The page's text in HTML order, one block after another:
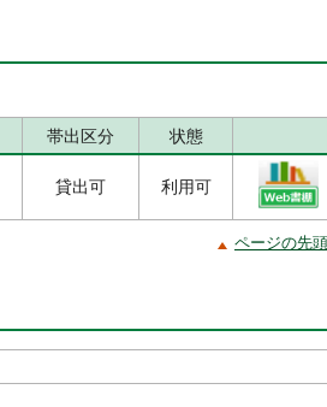
帯出区分 状態
貸出可 利用可
ページの先